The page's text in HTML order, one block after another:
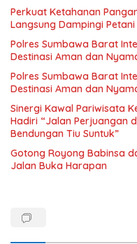
Perkuat Ketahanan
Langsung Dampingi
Polres Sumbawa Barat
Destinasi Aman dan
Polres Sumbawa Barat
Destinasi Aman dan
Sinergi Kawal Pariwisata
Hadiri “Jalan Perjuangan
Bendungan Tiu Suntuk”
Gotong Royong Babinsa
Jalan Buka Harapan